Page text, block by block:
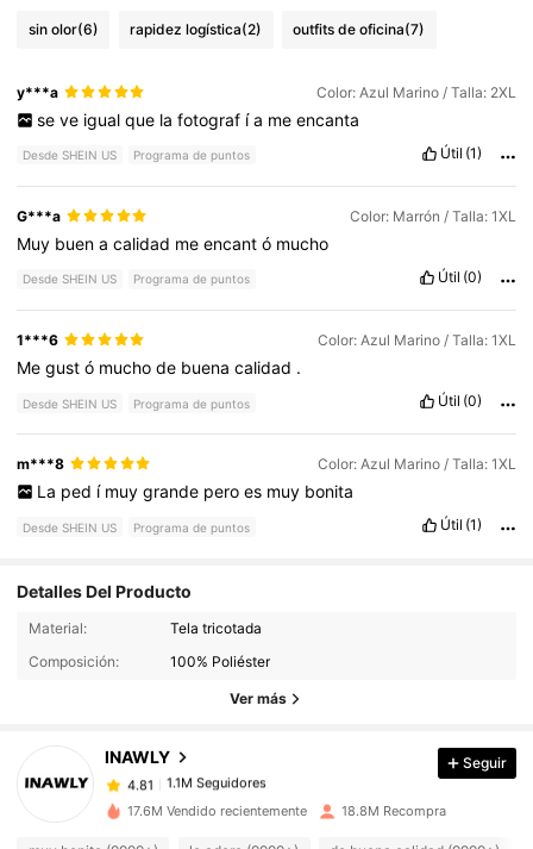
sin olor(6) rapidez logística(2) outfits de oficina(7)
y***a Color: Azul Marino / Talla: 2XL
se ve igual que la fotograf ía me encanta
Desde SHEIN US Programa de puntos Útil (1)
G***a Color: Marrón / Talla: 1XL
Muy buenacalidad meencantó mucho
Desde SHEIN US Programa de puntos Útil (0)
1***6 Color: Azul Marino / Talla: 1XL
Megustó muchode buenacalidad .
Desde SHEIN US Programa de puntos Útil (0)
m***8 Color: Azul Marino / Talla: 1XL
La ped í muy grande pero es muy bonita
Desde SHEIN US Programa de puntos Útil (1)
Detalles Del Producto
Material:
Tela tricotada
Composición:
100% Poliéster
Ver más
INAWLY
1.1M Seguidores
1.1M Seguidores
4.81
1.1M Seguidores
Seguir
17.6M Vendido recientemente 18.8M Recompra